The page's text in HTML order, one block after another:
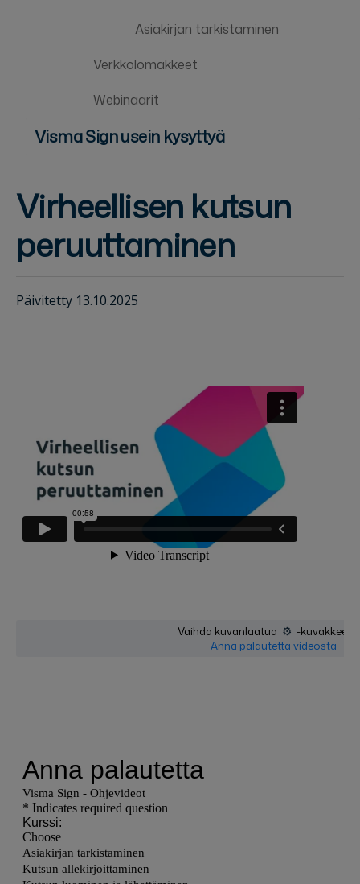
Asiakirjan tarkistaminen
Verkkolomakkeet
Webinaarit
Visma Sign usein kysyttyä
Virheellisen kutsun
peruuttaminen
Päivitetty 13.10.2025
Vaihda kuvanlaatua ⚙️ -
Anna palautetta videosta